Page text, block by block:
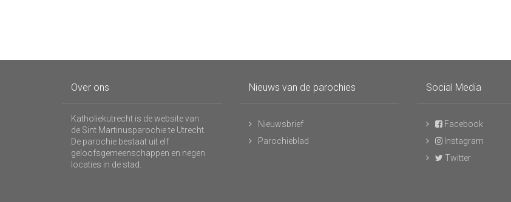
Over ons
Katholiekutrecht is de website van
de Sint Martinusparochie te Utrecht.
De parochie bestaat uit elf
geloofsgemeenschappen en negen
locaties in de stad.
Nieuws van de parochies
Nieuwsbrief
Parochieblad
Social Media
Facebook
Instagram
Twitter